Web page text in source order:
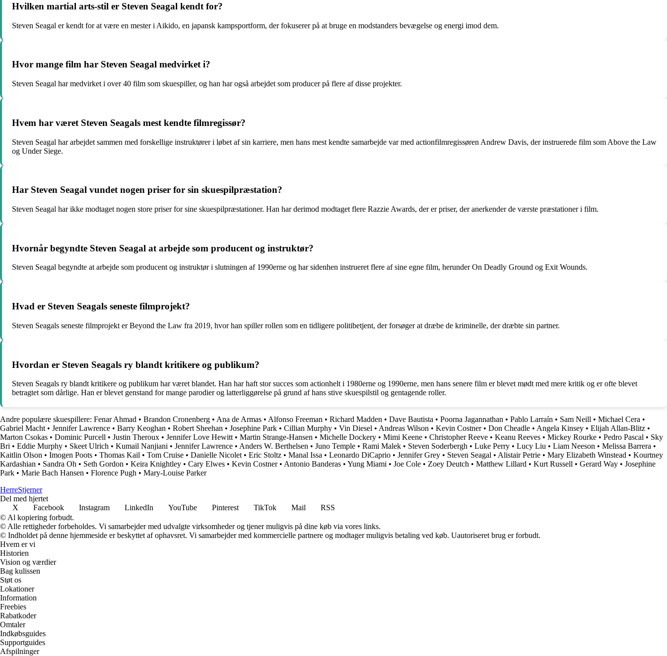
Hvilken martial arts-stil er Steven Seagal kendt for?
Steven Seagal er kendt for at være en mester i Aikido, en japansk kampsportform, der fokuserer på at bruge en modstanders bevægelse og energi imod dem.
Hvor mange film har Steven Seagal medvirket i?
Steven Seagal har medvirket i over 40 film som skuespiller, og han har også arbejdet som producer på flere af disse projekter.
Hvem har været Steven Seagals mest kendte filmregissør?
Steven Seagal har arbejdet sammen med forskellige instruktører i løbet af sin karriere, men hans mest kendte samarbejde var med actionfilmregissøren Andrew Davis, der instruerede film som Above the Law
og Under Siege.
Har Steven Seagal vundet nogen priser for sin skuespilpræstation?
Steven Seagal har ikke modtaget nogen store priser for sine skuespilpræstationer. Han har derimod modtaget flere Razzie Awards, der er priser, der anerkender de værste præstationer i film.
Hvornår begyndte Steven Seagal at arbejde som producent og instruktør?
Steven Seagal begyndte at arbejde som producent og instruktør i slutningen af 1990erne og har sidenhen instrueret flere af sine egne film, herunder On Deadly Ground og Exit Wounds.
Hvad er Steven Seagals seneste filmprojekt?
Steven Seagals seneste filmprojekt er Beyond the Law fra 2019, hvor han spiller rollen som en tidligere politibetjent, der forsøger at dræbe de kriminelle, der dræbte sin partner.
Hvordan er Steven Seagals ry blandt kritikere og publikum?
Steven Seagals ry blandt kritikere og publikum har været blandet. Han har haft stor succes som actionhelt i 1980erne og 1990erne, men hans senere film er blevet mødt med mere kritik og er ofte blevet
betragtet som dårlige. Han er blevet genstand for mange parodier og latterliggørelse på grund af hans stive skuespilstil og gentagende roller.
Andre populære skuespillere: Fenar Ahmad • Brandon Cronenberg • Ana de Armas • Alfonso Freeman • Richard Madden • Dave Bautista • Poorna Jagannathan • Pablo Larraín • Sam Neill • Michael Cera •
Gabriel Macht • Jennifer Lawrence • Barry Keoghan • Robert Sheehan • Josephine Park • Cillian Murphy • Vin Diesel • Andreas Wilson • Kevin Costner• Don Cheadle • Angela Kinsey • Elijah Allan-Blitz •
Marton Csokas • Dominic Purcell • Justin Theroux • Jennifer Love Hewitt • Martin Strange-Hansen • Michelle Dockery • Mimi Keene • Christopher Reeve • Keanu Reeves • Mickey Rourke • Pedro Pascal • Sky
Bri • Eddie Murphy • Skeet Ulrich • Kumail Nanjiani • Jennifer Lawrence • Anders W. Berthelsen • Juno Temple • Rami Malek • Steven Soderbergh • Luke Perry • Lucy Liu • Liam Neeson • Melissa Barrera •
Kaitlin Olson • Imogen Poots • Thomas Kail • Tom Cruise • Danielle Nicolet • Eric Stoltz • Manal Issa • Leonardo DiCaprio • Jennifer Grey • Steven Seagal • Alistair Petrie • Mary Elizabeth Winstead • Kourtney
Kardashian • Sandra Oh • Seth Gordon • Keira Knightley • Cary Elwes • Kevin Costner• Antonio Banderas • Yung Miami • Joe Cole • Zoey Deutch • Matthew Lillard • Kurt Russell • Gerard Way • Josephine
Park • Marie Bach Hansen • Florence Pugh • Mary-Louise Parker
HerreStjerner
Del med hjertet
X
Facebook Instagram LinkedIn YouTube Pinterest TikTok Mail
RSS
© Al kopiering forbudt.
© Alle rettigheder forbeholdes. Vi samarbejder med udvalgte virksomheder og tjener muligvis på dine køb via vores links.
© Indholdet på denne hjemmeside er beskyttet af ophavsret. Vi samarbejder med kommercielle partnere og modtager muligvis betaling ved køb. Uautoriseret brug er forbudt.
Hvem er vi
Historien
Vision og værdier
Bag kulissen
Støt os
Lokationer
Information
Freebies
Rabatkoder
Omtaler
Indkøbsguides
Supportguides
Afspilninger